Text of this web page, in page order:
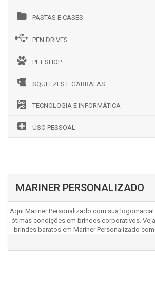
PASTAS E CASES
PEN DRIVES
PET SHOP
SQUEEZES E GARRAFAS
TECNOLOGIA E INFORMÁTICA
USO PESSOAL
MARINER PERSONALIZADO
Aqui Mariner Personalizado com sua
ótimas condições em brindes corporativos.
brindes baratos em Mariner Personalizado